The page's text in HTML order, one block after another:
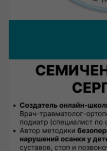
Анастасия Копейкина -
по